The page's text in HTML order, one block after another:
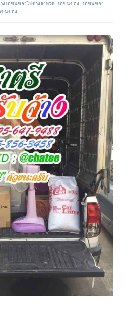
งรถขนของไปต่างจังหวัด, รถขนของ, รถขนของ
ขนของ